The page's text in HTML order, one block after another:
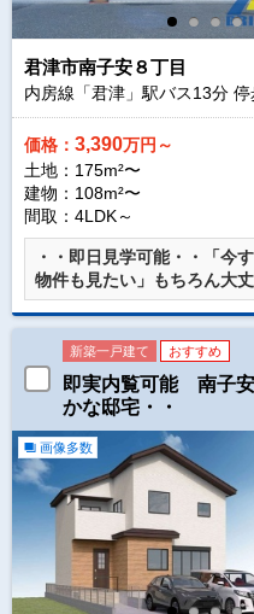
君津市南子安８丁目
内房線「君津」駅バス13分 停
価格： 3,390万円～
土地：175m²〜
建物：108m²〜
間取：4LDK～
・・即日見学可能・・「今
物件も見たい」もちろん大
新築一戸建て おすすめ
即実内覧可能 南子
かな邸宅・・
画像多数